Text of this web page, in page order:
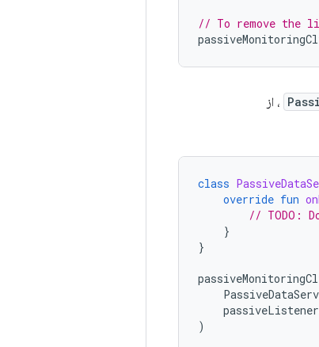
// To remove the
، از
class
override fun
// TODO:
}
}
)